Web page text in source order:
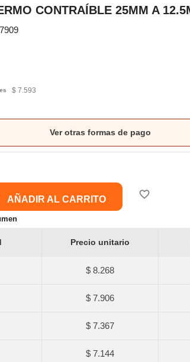
CONTRAÍBLE 25MM A
$ 7.593
Ver otras formas de pago
AÑADIR AL CARRITO favorite_border
Precio unitario
$ 8.268
$ 7.906
$ 7.367
$ 7.144